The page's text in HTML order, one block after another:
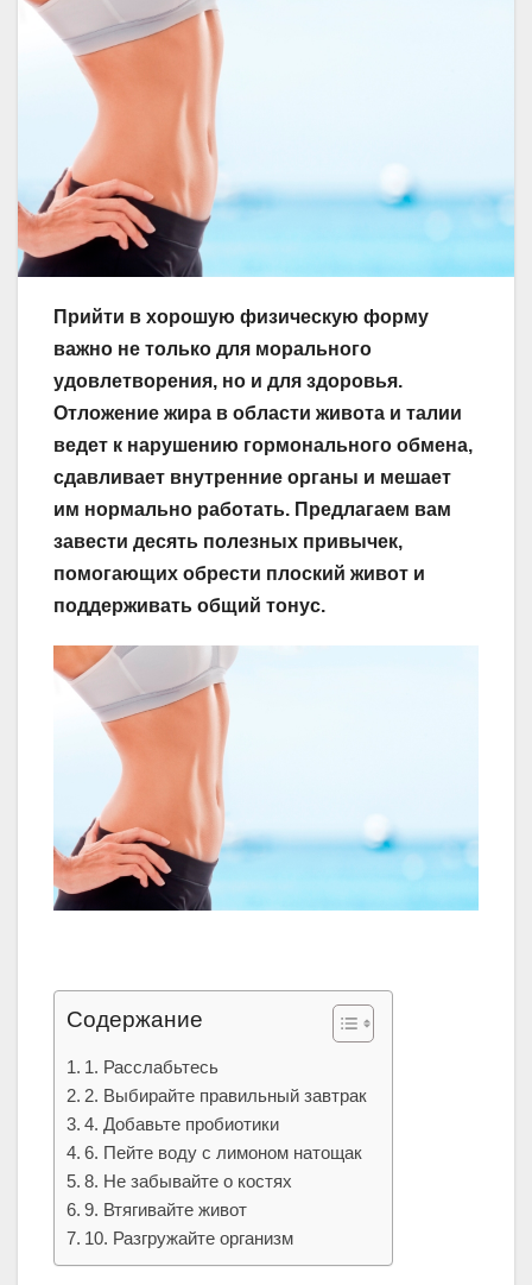
Прийти в хорошую физическую форму
важно не только для морального
удовлетворения, но и для здоровья.
Отложение жира в области живота и талии
ведет к нарушению гормонального обмена,
сдавливает внутренние органы и мешает
им нормально работать. Предлагаем вам
завести десять полезных привычек,
помогающих обрести плоский живот и
поддерживать общий тонус.
Содержание
1. Расслабьтесь
2. Выбирайте правильный завтрак
4. Добавьте пробиотики
6. Пейте воду с лимоном натощак
8. Не забывайте о костях
9. Втягивайте живот
10. Разгружайте организм